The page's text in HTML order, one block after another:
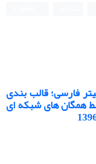
فارسی؛ قالب بندی
همگان های شبکه ای